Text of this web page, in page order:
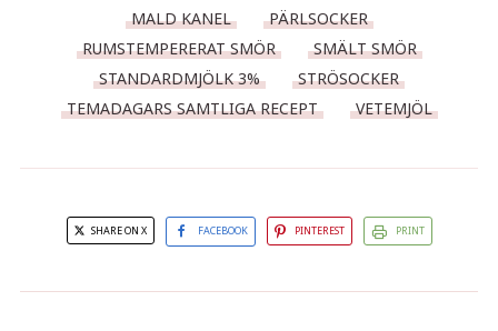
MALD KANEL
PÄRLSOCKER
RUMSTEMPERERAT SMÖR
SMÄLT SMÖR
STANDARDMJÖLK 3%
STRÖSOCKER
TEMADAGARS SAMTLIGA RECEPT
VETEMJÖL
SHARE ON X FACEBOOK PINTEREST PRINT